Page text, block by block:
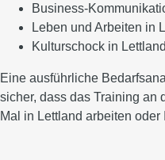
Business-
Leben und Arbeiten in
Kulturschock in
Eine ausführliche
sicher, dass das Training an
Mal in Lettland arbeiten